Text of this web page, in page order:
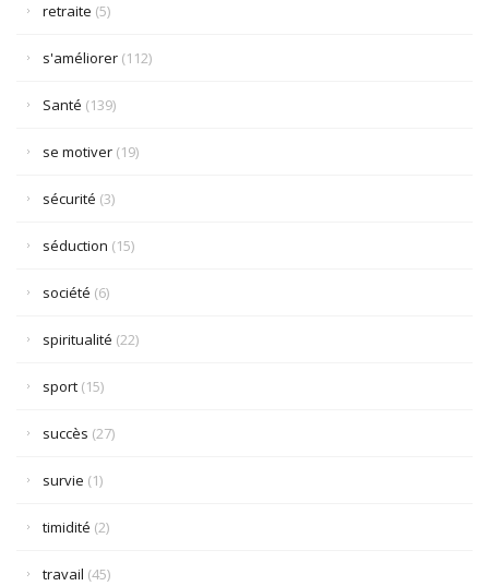
retraite (5)
s'améliorer (112)
Santé (139)
se motiver (19)
sécurité (3)
séduction (15)
société (6)
spiritualité (22)
sport (15)
succès (27)
survie (1)
timidité (2)
travail (45)